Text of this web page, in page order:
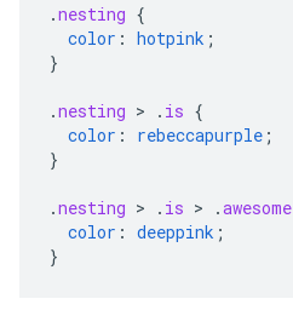
.nesting {
color : hotpink ;
}
.nesting > . is {
color : rebeccapurple ;
}
.nesting > . is > .awesome
color : deeppink ;
}